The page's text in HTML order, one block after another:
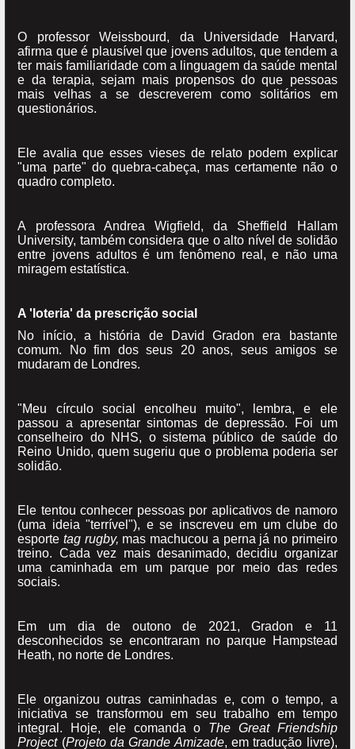
O professor Weissbourd, da Universidade Harvard,
afirma que é plausível que jovens adultos, que tendem a
ter mais familiaridade com a linguagem da saúde mental
e da terapia, sejam mais propensos do que pessoas
mais velhas a se descreverem como solitários em
questionários.
Ele avalia que esses vieses de relato podem explicar
"uma parte" do quebra-cabeça, mas certamente não o
quadro completo.
A professora Andrea Wigfield, da Sheffield Hallam
University, também considera que o alto nível de solidão
entre jovens adultos é um fenômeno real, e não uma
miragem estatística.
A 'loteria' da prescrição social
No início, a história de David Gradon era bastante
comum. No fim dos seus 20 anos, seus amigos se
mudaram de Londres.
"Meu círculo social encolheu muito", lembra, e ele
passou a apresentar sintomas de depressão. Foi um
conselheiro do NHS, o sistema público de saúde do
Reino Unido, quem sugeriu que o problema poderia ser
solidão.
Ele tentou conhecer pessoas por aplicativos de namoro
(uma ideia "terrível"), e se inscreveu em um clube do
esportetag rugby, mas machucou a perna já no primeiro
treino. Cada vez mais desanimado, decidiu organizar
uma caminhada em um parque por meio das redes
sociais.
Em um dia de outono de 2021, Gradon e 11
desconhecidos se encontraram no parque Hampstead
Heath, no norte de Londres.
Ele organizou outras caminhadas e, com o tempo, a
iniciativa se transformou em seu trabalho em tempo
integral. Hoje, ele comanda o The Great Friendship
Project(Projeto da Grande Amizade, em tradução livre),